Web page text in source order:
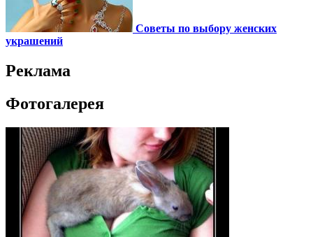
Советы по выбору женских
украшений
Реклама
Фотогалерея